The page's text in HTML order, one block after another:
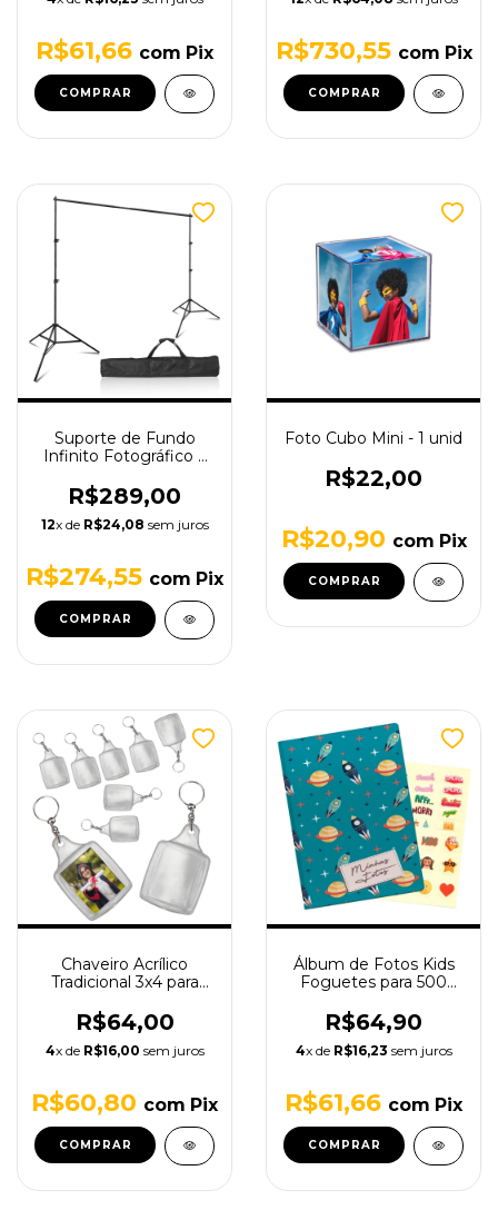
R$61,66 com Pix R$730,55 com Pix
Suporte de Fundo
Infinito Fotográfico 3
Bolsa
R$289,00
12x de R$24,08 sem juros
R$274,55 com Pix
Foto Cubo Mini - 1 unid
R$22,00
R$20,90 com Pix
Chaveiro Acrílico
Tradicional 3x4 para
Unidades
R$64,00
4x de R$16,00 sem juros
R$60,80 com Pix
Álbum de Fotos Kids
Foguetes para 500
Brinde (Adesivos)
R$64,90
4x de R$16,23 sem juros
R$61,66 com Pix